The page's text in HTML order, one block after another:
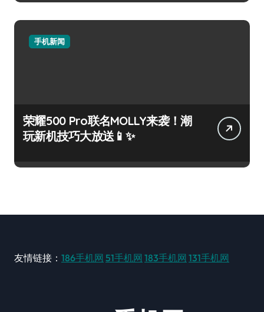
手机新闻
荣耀500 Pro联名MOLLY来袭！潮
玩新机技巧大放送📱✨
友情链接： 186手机网 51手机网 183手机网 131手机网